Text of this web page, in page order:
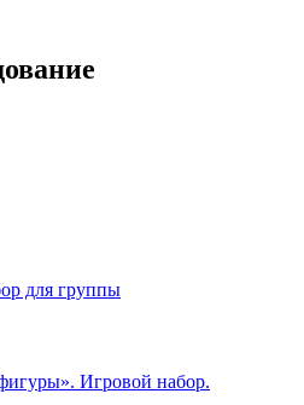
для группы
Игровой набор.